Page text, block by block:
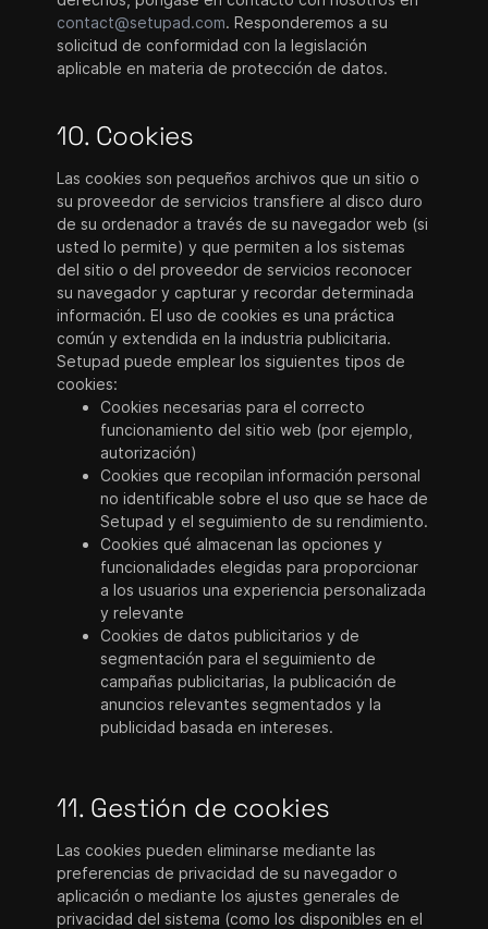
contact@setupad.com. Responderemos a su
solicitud de conformidad con la legislación
aplicable en materia de protección de datos.
10. Cookies
Las cookies son pequeños archivos que un sitio o
su proveedor de servicios transfiere al disco duro
de su ordenador a través de su navegador web (si
usted lo permite) y que permiten a los sistemas
del sitio o del proveedor de servicios reconocer
su navegador y capturar y recordar determinada
información. El uso de cookies es una práctica
común y extendida en la industria publicitaria.
Setupad puede emplear los siguientes tipos de
cookies:
Cookies necesarias para el correcto
funcionamiento del sitio web (por ejemplo,
autorización)
Cookies que recopilan información personal
no identificable sobre el uso que se hace de
Setupad y el seguimiento de su rendimiento.
Cookies qué almacenan las opciones y
funcionalidades elegidas para proporcionar
a los usuarios una experiencia personalizada
y relevante
Cookies de datos publicitarios y de
segmentación para el seguimiento de
campañas publicitarias, la publicación de
anuncios relevantes segmentados y la
publicidad basada en intereses.
11. Gestión de cookies
Las cookies pueden eliminarse mediante las
preferencias de privacidad de su navegador o
aplicación o mediante los ajustes generales de
privacidad del sistema (como los disponibles en el